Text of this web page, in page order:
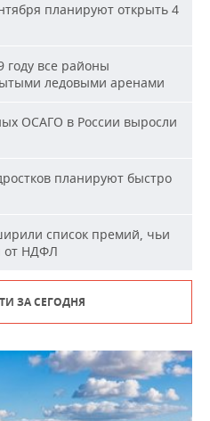
планируют открыть 4
все районы
ледовыми аренами
ОСАГО в России выросли
планируют быстро
список премий, чьи
от НДФЛ
ЗА СЕГОДНЯ